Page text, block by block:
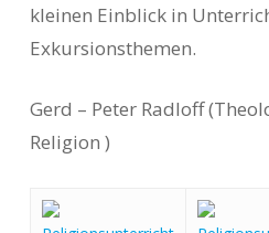
kleinen Einblick in
Exkursionsthemen.
Gerd – Peter Radloff
Religion )